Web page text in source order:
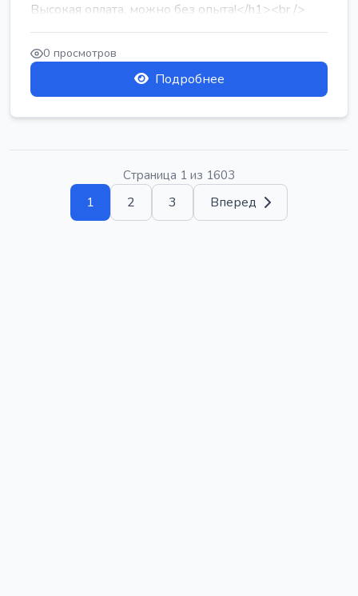
Высокая оплата, можно без опыта!</h1><br />
...
0 просмотров
Подробнее
Страница 1 из 1603
1 2 3 Вперед